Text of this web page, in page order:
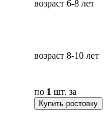
возраст 6-8 лет
возраст 8-10 лет
по 1 шт. за
Купить ростовку